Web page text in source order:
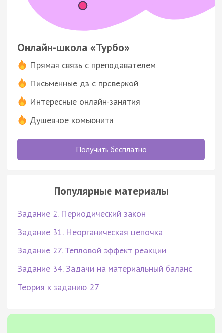
Онлайн-школа «Турбо»
Прямая связь с преподавателем
Письменные дз с проверкой
Интересные онлайн-занятия
Душевное комьюнити
Получить бесплатно
Популярные материалы
Задание 2. Периодический закон
Задание 31. Неорганическая цепочка
Задание 27. Тепловой эффект реакции
Задание 34. Задачи на материальный баланс
Теория к заданию 27